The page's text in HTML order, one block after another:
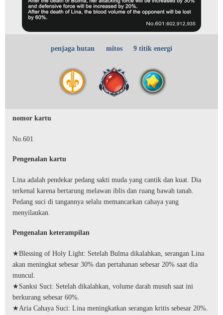
penjaga hutan mitos 9 titik energi
nomor kartu
No.601
Pengenalan kartu
Lina adalah pendekar pedang sakti muda yang cantik dan kuat. Dia
terkenal karena bertarung melawan iblis dan ruang bawah tanah.
Pedang suci di tangannya selalu memancarkan cahaya yang
menyilaukan.
Pengenalan keterampilan
★Blessing of Holy Light: Setelah Bulma dikalahkan, serangan Lina
akan meningkat sebesar 30% dan pertahanan sebesar 20% saat dia
muncul.
★Sanksi Suci: Setelah dikalahkan, volume darah musuh saat ini
berkurang sebesar 60%.
★Aria Cahaya Suci: Lina meningkatkan serangan kritis sebesar 20%.